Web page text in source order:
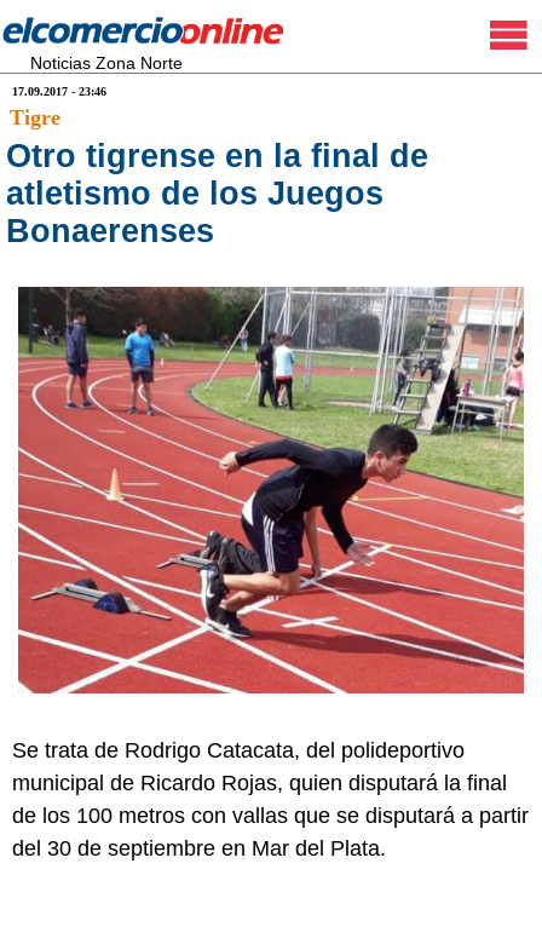
Noticias Zona Norte
17.09.2017 - 23:46
Tigre
Otro tigrense en la final de
atletismo de los Juegos
Bonaerenses
Se trata de Rodrigo Catacata, del polideportivo
municipal de Ricardo Rojas, quien disputará la final
de los 100 metros con vallas que se disputará a partir
del 30 de septiembre en Mar del Plata.